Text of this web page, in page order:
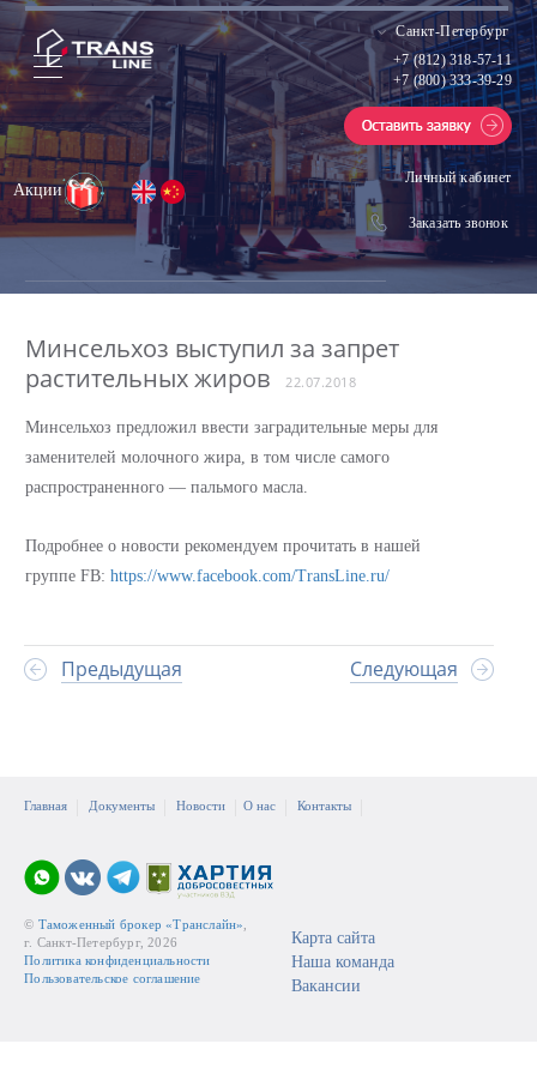
Санкт-Петербург
Заказать звонок
+7 (812) 318-57-11
+7 (800) 333-39-29
Личный кабинет
Акции
Минсельхоз выступил за запрет
растительных жиров
22.07.2018
Минсельхоз предложил ввести заградительные меры для
заменителей молочного жира, в том числе самого
распространенного — пальмого масла.
Подробнее о новости рекомендуем прочитать в нашей
группе FB:https://www.facebook.com/TransLine.ru/
Предыдущая Следующая
Главная Документы Новости О нас Контакты
© Таможенный брокер «Транслайн»
г. Санкт-Петербург, 2026
Политика конфиденциальности
Пользовательское соглашение
Карта сайта
Наша команда
Вакансии